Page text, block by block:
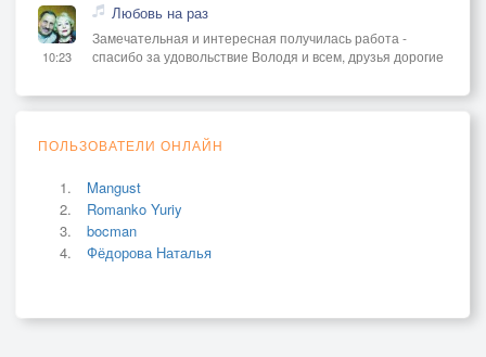
10:23
Любовь на раз
Замечательная и интересная получилась работа -
спасибо за удовольствие Володя и всем, друзья дорогие
ПОЛЬЗОВАТЕЛИ ОНЛАЙН
Mangust
Romanko Yuriy
bocman
Фёдорова Наталья